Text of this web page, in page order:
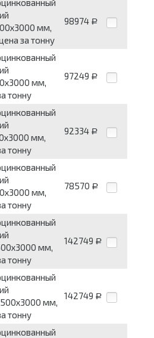
мм,
за тонну
98974 Р
мм,
тонну
97249 Р
мм,
тонну
92334 Р
мм,
тонну
78570 Р
мм,
тонну
142749 Р
мм,
тонну
142749 Р